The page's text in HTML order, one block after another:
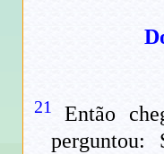
21
Então
perguntou: